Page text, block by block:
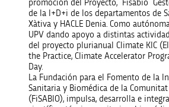
promoción del Proyecto, Fisabio
de la I+D+i de los departamentos de
Xàtiva y HACLE Denia. Como
UPV dando apoyo a distintas
del proyecto plurianual Climate KIC
the Practice, Climate Accelerator
Day.
La Fundación para el Fomento de la
Sanitaria y Biomédica de la
(FiSABIO), impulsa, desarrolla e